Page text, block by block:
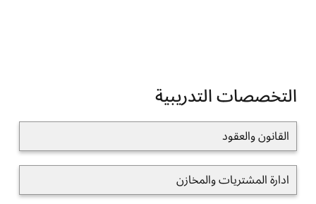
التخصصات التدريبية
القانون والعقود
ادارة المشتريات والمخازن